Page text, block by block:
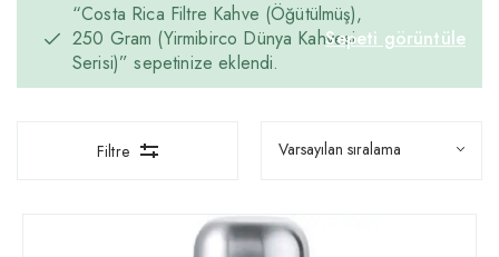
Sepeti görüntüle
“Costa Rica Filtre Kahve (Öğütülmüş),
250 Gram (Yirmibirco Dünya Kahvesi
Serisi)” sepetinize eklendi.
Filtre